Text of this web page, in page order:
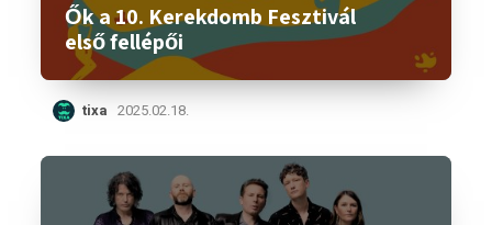
Ők a 10. Kerekdomb Fesztivál
első fellépői
tixa 2025.02.18.